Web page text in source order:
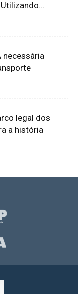
necessária
legal dos
a história